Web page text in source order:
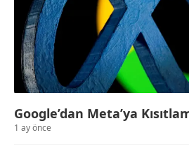
Google’dan Meta’ya
1 ay önce